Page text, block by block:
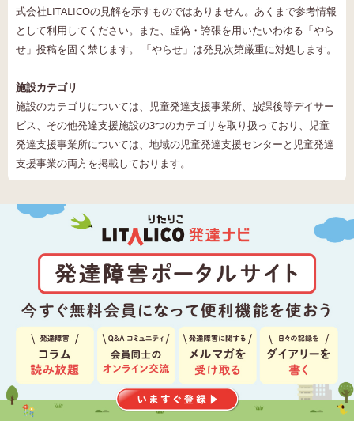
式会社LITALICOの見解を示すものではありません。あくまで参考情報
として利用してください。また、虚偽・誇張を用いたいわゆる「やら
せ」投稿を固く禁じます。 「やらせ」は発見次第厳重に対処します。
施設カテゴリ
施設のカテゴリについては、児童発達支援事業所、放課後等デイサー
ビス、その他発達支援施設の3つのカテゴリを取り扱っており、児童
発達支援事業所については、地域の児童発達支援センターと児童発達
支援事業の両方を掲載しております。